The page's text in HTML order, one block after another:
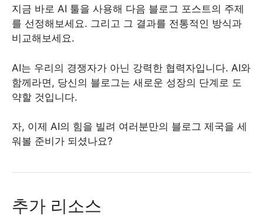
지금 바로 AI 툴을 사용해 다음 블로그 포스트의 주제
를 선정해보세요. 그리고 그 결과를 전통적인 방식과
비교해보세요.
AI는 우리의 경쟁자가 아닌 강력한 협력자입니다. AI와
함께라면, 당신의 블로그는 새로운 성장의 단계로 도
약할 것입니다.
자, 이제 AI의 힘을 빌려 여러분만의 블로그 제국을 세
워볼 준비가 되셨나요?
추가 리소스